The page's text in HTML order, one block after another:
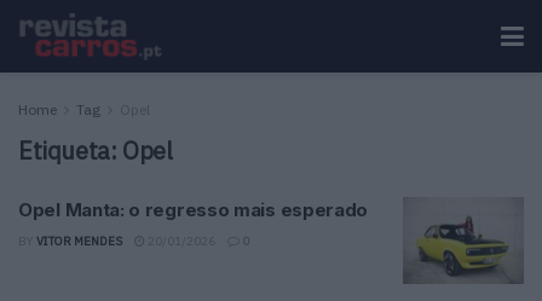
Home Tag Opel
Etiqueta: Opel
Opel Manta: o regresso mais esperado
VITOR MENDES 0